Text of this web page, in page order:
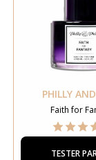
PHILLY
Faith for
TESTER